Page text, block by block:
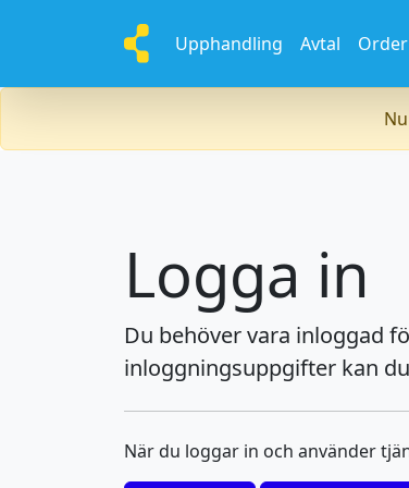
Upphandling Avtal Order
Logga in
Du behöver vara inloggad
inloggningsuppgifter kan
När du loggar in och använder